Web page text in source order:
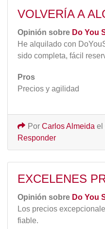
VOLVERÍA A
Opinión sobre Do You
He alquilado con
sido completa, fácil
Pros
Precios y agilidad
Por Carlos Almeida el
Responder
EXCELENES
Opinión sobre Do You
Los precios
fiable.